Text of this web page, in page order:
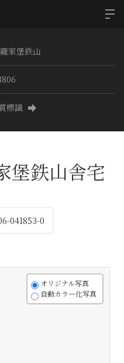
家堡鉄山
標識
鉄山舎宅
041853-0
オリジナル写真
自動カラー化写真